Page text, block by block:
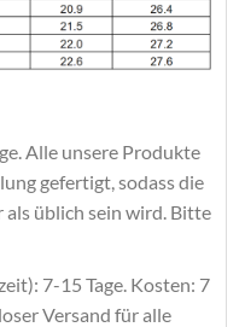
Alle unsere Produkte
gefertigt, sodass die
üblich sein wird. Bitte
7-15 Tage. Kosten: 7
Versand für alle